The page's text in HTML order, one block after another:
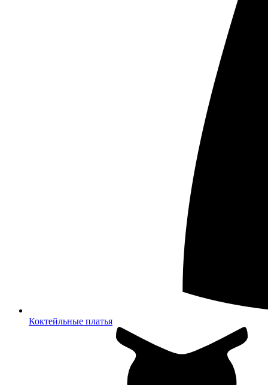
Коктейльные платья